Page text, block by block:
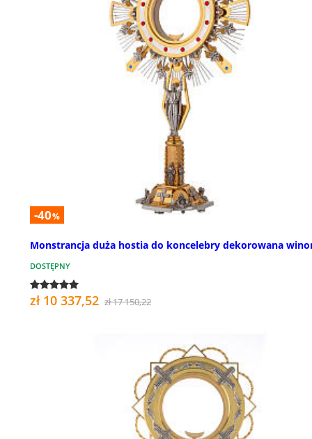
-40%
Monstrancja duża hostia do koncelebry dekorowana
DOSTĘPNY
zł 10 337,52 zł 17 150,22